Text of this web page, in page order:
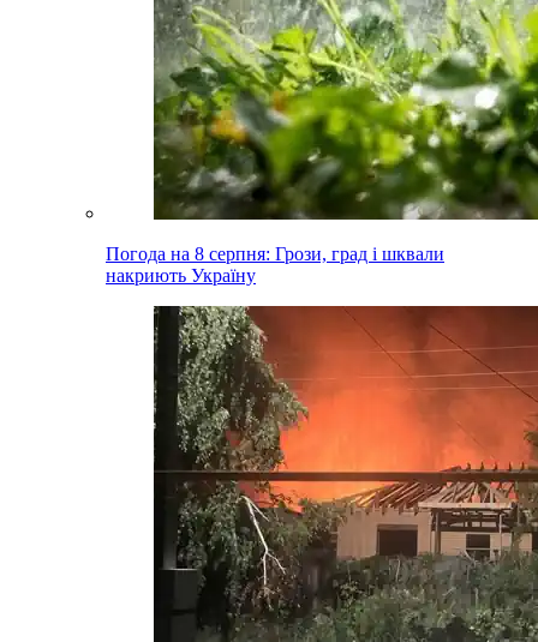
Погода на 8 серпня: Грози, град і шквали
накриють Україну